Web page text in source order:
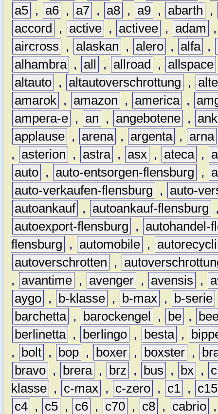
a5 , a6 , a7 , a8 , a9 , abarth
,
accord
, active , activee , adam
aircross
, alaskan , alero , alfa ,
alhambra , all , allroad , allspace
altauto , altautoverschrottung ,
amarok , amazon , america ,
ampera-e , an , angebotene ,
applause , arena , argenta , arna
,
asterion , astra , asx , ateca ,
auto , auto-entsorgen-flensburg ,
auto-verkaufen-flensburg
,
auto-
autoankauf , autoankauf-flensburg
autoexport-flensburg
,
autohandel-
flensburg
, automobile ,
autoverschrotten
,
,
avantime , avenger , avensis ,
aygo , b-klasse , b-max , b-serie
barchetta , barockengel , be ,
berlinetta , berlingo , besta ,
,
bolt , bop , boxer , boxster ,
bravo , brera , brz , bus , bx ,
c
klasse , c-max , c-zero , c1 ,
c15
c4 , c5 , c6 , c70 , c8 , cabrio